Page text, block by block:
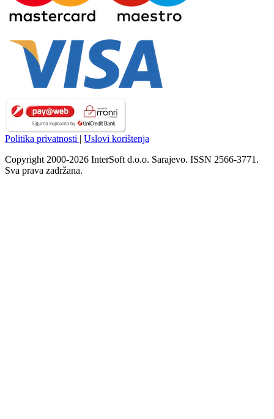
Politika privatnosti | Uslovi korištenja
Copyright 2000-2026 InterSoft d.o.o. Sarajevo. ISSN 2566-3771.
Sva prava zadržana.